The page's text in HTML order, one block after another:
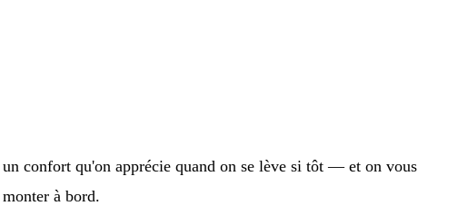
confort qu'on apprécie quand on se lève si tôt — et on vous
à bord.